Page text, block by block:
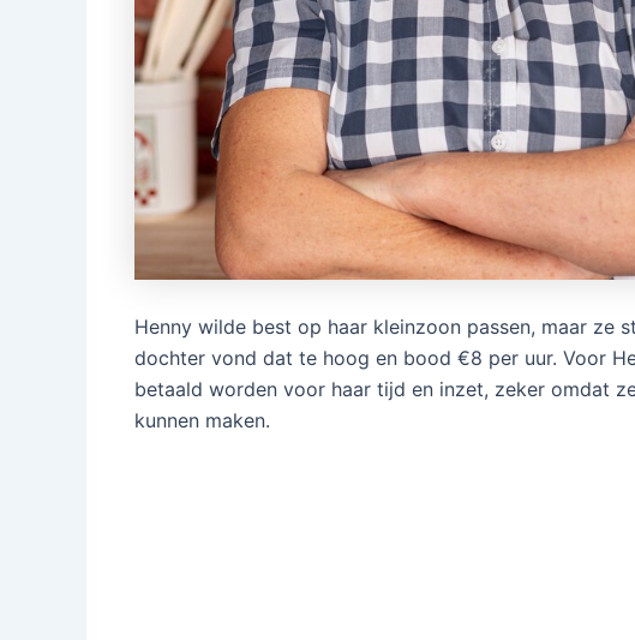
Henny wilde best op haar kleinzoon passen, maar ze
dochter vond dat te hoog en bood €8 per uur. Voor
betaald worden voor haar tijd en inzet, zeker omdat
kunnen maken.